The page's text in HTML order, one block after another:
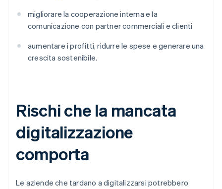
migliorare la cooperazione interna e la
comunicazione con partner commerciali e clienti
aumentare i profitti, ridurre le spese e generare una
crescita sostenibile.
Rischi che la mancata
digitalizzazione
comporta
Le aziende che tardano a digitalizzarsi potrebbero